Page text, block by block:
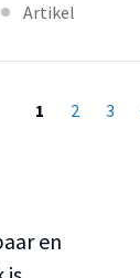
Artikel
1 2 3
en